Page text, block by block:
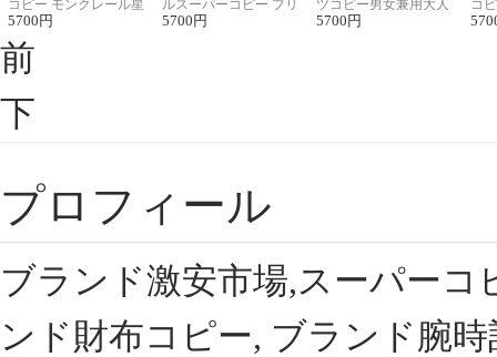
コピー モンクレール星
座半袖Tシャツ
5700 円
ルスーパーコピー プリ
ント半袖Tシャツ
5700 円
ツコピー男女兼用大人
可愛い春夏コーデ
5700 円
コ
ィ
前
下
プロフィール
ブランド激安市場,スーパー
ンド財布コピー, ブランド腕